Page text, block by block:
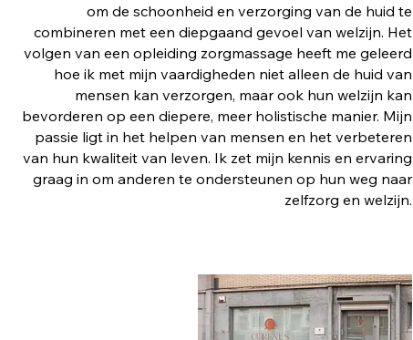
om de schoonheid en verzorging van de huid te
combineren met een diepgaand gevoel van welzijn. Het
volgen van een opleiding zorgmassage heeft me geleerd
hoe ik met mijn vaardigheden niet alleen de huid van
mensen kan verzorgen, maar ook hun welzijn kan
bevorderen op een diepere, meer holistische manier. Mijn
passie ligt in het helpen van mensen en het verbeteren
van hun kwaliteit van leven. Ik zet mijn kennis en ervaring
graag in om anderen te ondersteunen op hun weg naar
zelfzorg en welzijn.